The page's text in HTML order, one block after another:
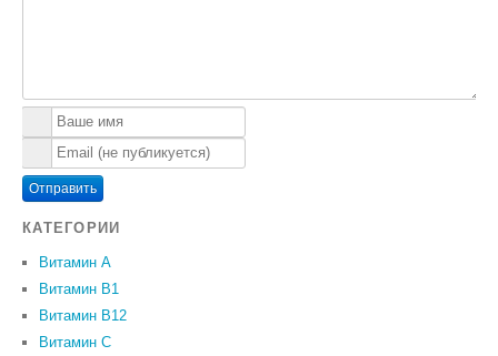
Отправить
КАТЕГОРИИ
Витамин A
Витамин B1
Витамин B12
Витамин C